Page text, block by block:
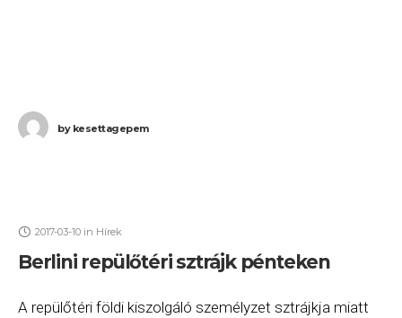
bykesettagepem
2017-03-10 in Hírek
Berlini repülőtéri sztrájk pénteken
A repülőtéri földi kiszolgáló személyzet sztrájkja miatt